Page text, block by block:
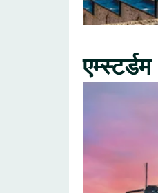
एम्स्टर्डम